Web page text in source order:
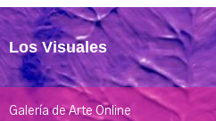
Los Visuales
Galería de Arte Online